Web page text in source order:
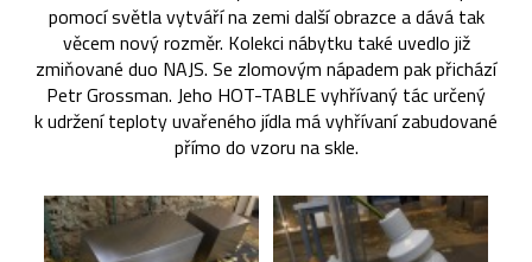
pomocí světla vytváří na zemi další obrazce a dává tak
věcem nový rozměr. Kolekci nábytku také uvedlo již
zmiňované duo NAJS. Se zlomovým nápadem pak přichází
Petr Grossman. Jeho HOT-TABLE vyhřívaný tác určený
k udržení teploty uvařeného jídla má vyhřívaní zabudované
přímo do vzoru na skle.